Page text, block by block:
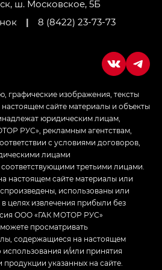
в комплектации
ш. Московское, 5Б
| 8 (8422) 23-73-73
графические изображения, тексты
сайте материалы и объекты
юридическим лицам,
РУС», рекламным агентствам,
с условиями договоров,
лицами
третьими лицами.
настоящем сайте материалы или
использованы или
целях извлечения прибыли без
ООО «ГАК МОТОР РУС»
просматривать
содержащиеся на настоящем
использования и/или принятия
указанных на сайте.